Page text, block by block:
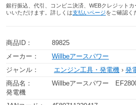
銀行振込、代引、コンビニ決済、WEBクレジット
いいただけます。詳しくは支払いページをご確認く
商品ID：
89825
メーカー：
Willbeアースパワー
ジャンル：
エンジン工具・発電機 › 発
商品名：
Willbeアースパワー
発電機